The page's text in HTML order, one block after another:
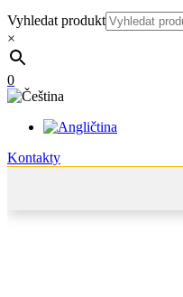
Vyhledat produkt
×
0
Kontakty